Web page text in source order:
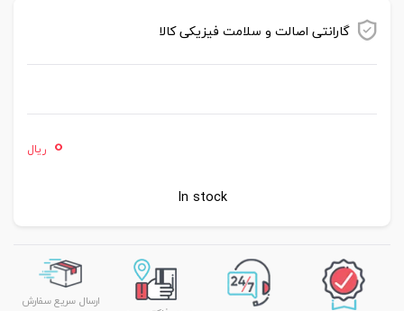
گارانتی اصالت و سلامت فیزیکی کالا
0 ریال
In stock
ارسال سریع سفارش